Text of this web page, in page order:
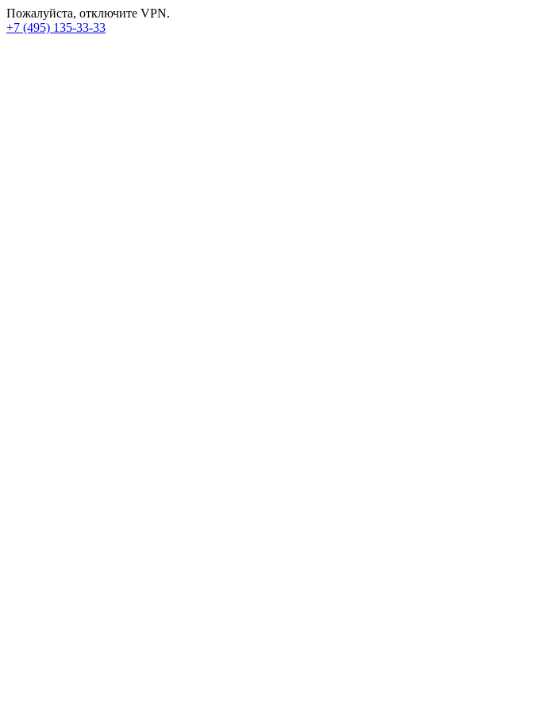
Пожалуйста, отключите VPN.
+7 (495) 135-33-33